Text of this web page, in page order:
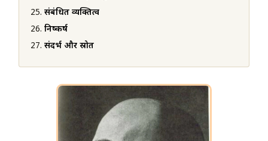
संबंधित व्यक्तित्व
निष्कर्ष
संदर्भ और स्रोत